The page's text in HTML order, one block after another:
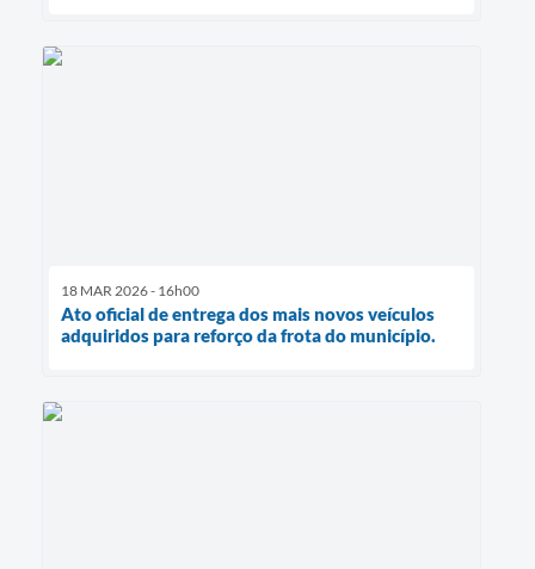
18 MAR 2026 - 16h00
Ato oficial de entrega dos mais novos veículos
adquiridos para reforço da frota do município.